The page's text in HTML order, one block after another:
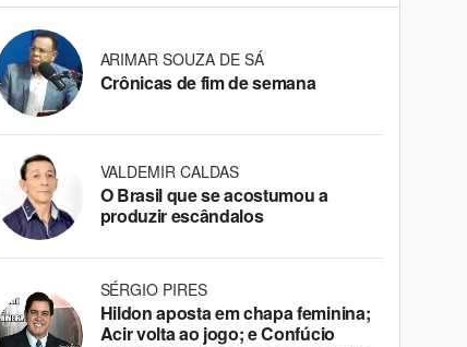
ARIMAR SOUZA DE SÁ
Crônicas de fim de semana
VALDEMIR CALDAS
O Brasil que se acostumou a
produzir escândalos
SÉRGIO PIRES
Hildon aposta em chapa feminina;
Acir volta ao jogo; e Confúcio